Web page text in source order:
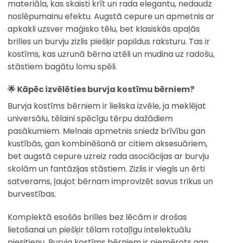
materiāla, kas skaisti krīt un rada elegantu, nedaudz
noslēpumainu efektu. Augstā cepure un apmetnis ar
apkakli uzsver maģisko tēlu, bet klasiskās apaļās
brilles un burvju zizlis piešķir papildus raksturu. Tas ir
kostīms, kas uzrunā bērna iztēli un mudina uz radošu,
stāstiem bagātu lomu spēli.
🌟 Kāpēc izvēlēties burvja kostīmu bērniem?
Burvja kostīms bērniem ir lieliska izvēle, ja meklējat
universālu, tēlaini spēcīgu tērpu dažādiem
pasākumiem. Melnais apmetnis sniedz brīvību gan
kustībās, gan kombinēšanā ar citiem aksesuāriem,
bet augstā cepure uzreiz rada asociācijas ar burvju
skolām un fantāzijas stāstiem. Zizlis ir viegls un ērti
satverams, ļaujot bērnam improvizēt savus trikus un
burvestības.
Komplektā esošās brilles bez lēcām ir drošas
lietošanai un piešķir tēlam rotaļīgu intelektuālu